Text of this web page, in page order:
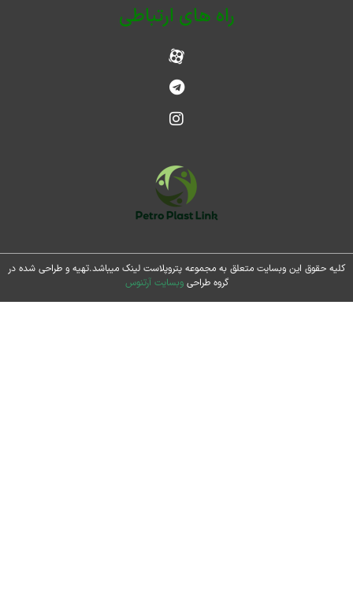
راه های ارتباطی
این وبسایت متعلق به مجموعه پتروپلاست لینک میباشد.تهیه و طراحی شده در
گروه طراحی وبسایت آرتنوس